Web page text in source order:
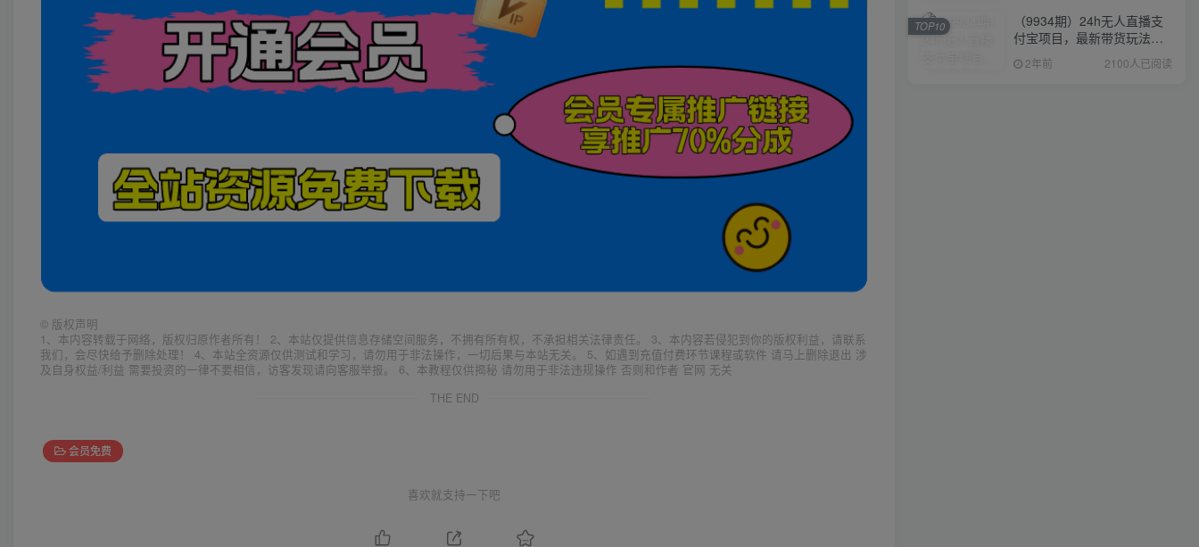
© 版权声明
1、本内容转载于网络，版权归原作者所有！ 2、本站仅提供信息存储空间服务，不拥有所有权，不承担相关法律责任。 3、本内容若侵犯到你的版权利益，请联系
我们，会尽快给予删除处理！ 4、本站全资源仅供测试和学习，请勿用于非法操作，一切后果与本站无关。 5、如遇到充值付费环节课程或软件 请马上删除退出 涉
及自身权益/利益 需要投资的一律不要相信，访客发现请向客服举报。 6、本教程仅供揭秘 请勿用于非法违规操作 否则和作者 官网 无关
THE END
会员免费
喜欢就支持一下吧
（9934期）24h无人直播支
付宝项目，最新带货玩法，
纯躺赚实测日入500+
2年前 2100人已阅读
TOP10